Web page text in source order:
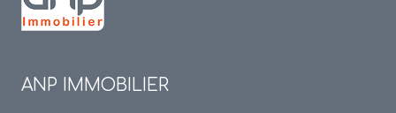
ANP IMMOBILIER